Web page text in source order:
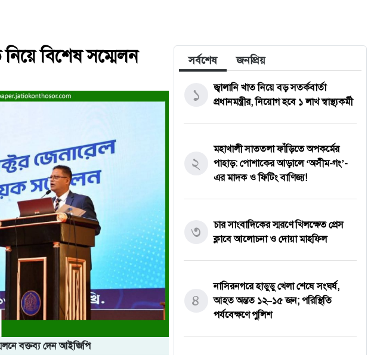
নিয়ে বিশেষ সম্মেলন
বক্তব্য দেন আইজিপি
সর্বশেষ জনপ্রিয়
১
জ্বালানি খাত নিয়ে বড় সতর্কবার্তা
প্রধানমন্ত্রীর, নিয়োগ হবে ১ লাখ স্বাস্থ্যকর্মী
২
মহাখালী সাততলা ফাঁড়িতে অপকর্মের
পাহাড়: পোশাকের আড়ালে ‘অসীম-গং’-
এর মাদক ও ফিটিং বাণিজ্য!
৩
চার সাংবাদিকের স্মরণে খিলক্ষেত প্রেস
ক্লাবে আলোচনা ও দোয়া মাহফিল
৪
নাসিরনগরে হাডুডু খেলা শেষে সংঘর্ষ,
আহত অন্তত ১২–১৫ জন; পরিস্থিতি
পর্যবেক্ষণে পুলিশ